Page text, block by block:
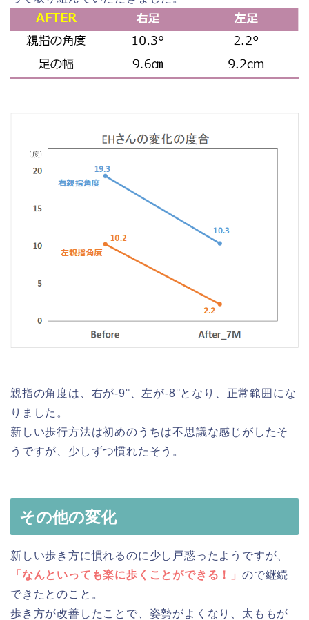
親指の角度は、右が-9°、左が‐8°となり、正常範囲にな
りました。
新しい歩行方法は初めのうちは不思議な感じがしたそ
うですが、少しずつ慣れたそう。
その他の変化
新しい歩き方に慣れるのに少し戸惑ったようですが、
「なんといっても楽に歩くことができる！」 ので継続
できたとのこと。
歩き方が改善したことで、姿勢がよくなり、太ももが